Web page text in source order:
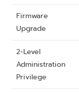
Firmware
Upgrade
2-Level
Administration
Privilege